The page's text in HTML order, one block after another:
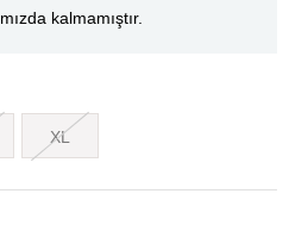
kalmamıştır.
XL